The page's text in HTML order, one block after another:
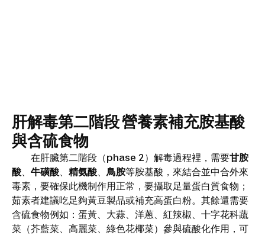
肝解毒第二階段 營養素補充胺基酸
與含硫食物
在肝臟第二階段（phase 2）解毒過程裡，需要甘胺
酸、 牛磺酸、 精氨酸、 鳥胺等胺基酸，來結合並中合外來
毒素，要確保此機制作用正常，要攝取足量蛋白質食物；
茹素者建議吃足夠黃豆製品或補充高蛋白粉。其餘還需要
含硫食物例如：蛋黃、大蒜、洋蔥、紅辣椒、十字花科蔬
菜（芥藍菜、高麗菜、綠色花椰菜）參與硫酸化作用，可